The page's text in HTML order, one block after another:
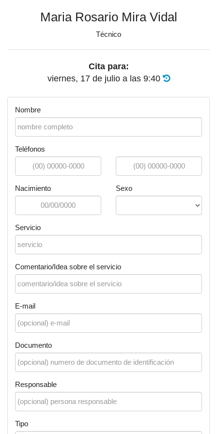
Maria Rosario Mira Vidal
Técnico
Cita para:
viernes, 17 de julio a las 9:40
Nombre
Teléfonos
Nacimiento Sexo
Servicio
Comentario/Idea sobre el servicio
E-mail
Documento
Responsable
Tipo